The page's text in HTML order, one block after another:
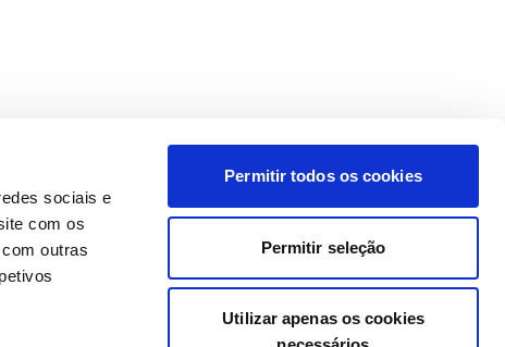
sociais e
com os
outras
Permitir todos os cookies
Permitir seleção
Utilizar apenas os cookies